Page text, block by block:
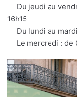
Du jeudi au
16h15
Du lundi au
Le mercredi : de